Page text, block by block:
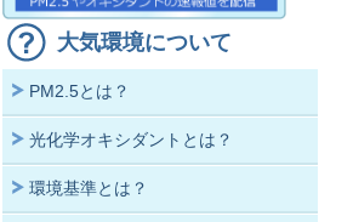
大気環境について
PM2.5とは？
光化学オキシダントとは？
環境基準とは？